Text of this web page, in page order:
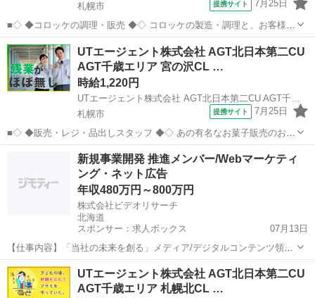
札幌市
提携サイト 7月25日
■◇ ◆コロッケの調理・販売 ◆◇ コロッケの製造・調理と、お客様へ
の接客・販売業務をお任せします！ ＜具体的には…＞ ◆コロッケのパ
ン粉付け ◆コロッケの揚げ ◆お客様への接客対応 ◆商品陳列 ◆レジ
操作 ...
北海道 札幌市
UTエージェント株式会社 AGT北日本第二CU
AGT千歳エリア 宮の沢CL …
時給1,220円
UTエージェント株式会社 AGT北日本第二CU AGT千歳エリア 宮の沢CL 《Acqt1C》
札幌市
提携サイト 7月25日
■◇ ◆販売・レジ・品出しスタッフ ◆◇ あの有名なお菓子販売のお仕
事！ 人気店舗でお仕事ができるチャンス☆ 接客・販売の経験がある方
は経験を活かして働けます！ 教育環境が整っているので未経験でも大
丈夫♪ お客様に喜ん...
札幌市 その他
新規事業開発 推進メンバー/Webマーケティ
ング・ネット広告
年収480万円～800万円
株式会社ビデオリサーチ
北海道
スポンサー：求人ボックス
07月13日
【仕事内容】「当社の未来を創る」メディア/デジタルコンテンツ領域
のビジネスデベロップメント/新規事業開発/サービス・製品開発 仕事
内容: 当社は、テレビ視聴率調査を含む既存事業にとらわれない、メデ
ィアおよびデジタルコンテンツ領域で...
正社員
UTエージェント株式会社 AGT北日本第二CU
AGT千歳エリア 札幌北CL …